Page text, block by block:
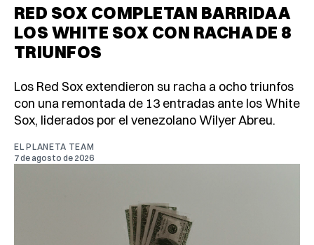
RED SOX COMPLETAN BARRIDA A
LOS WHITE SOX CON RACHA DE 8
TRIUNFOS
Los Red Sox extendieron su racha a ocho triunfos
con una remontada de 13 entradas ante los White
Sox, liderados por el venezolano Wilyer Abreu.
EL PLANETA TEAM
7 de agosto de 2026